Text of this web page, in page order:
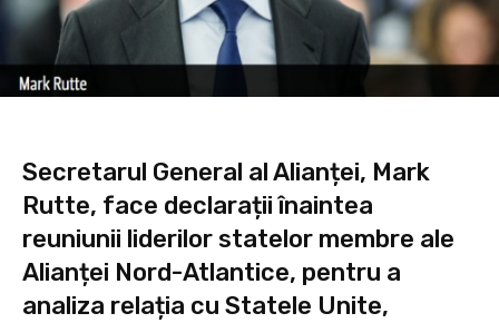
Secretarul General al Alianței, Mark
Rutte, face declarații înaintea
reuniunii liderilor statelor membre ale
Alianței Nord-Atlantice, pentru a
analiza relația cu Statele Unite,